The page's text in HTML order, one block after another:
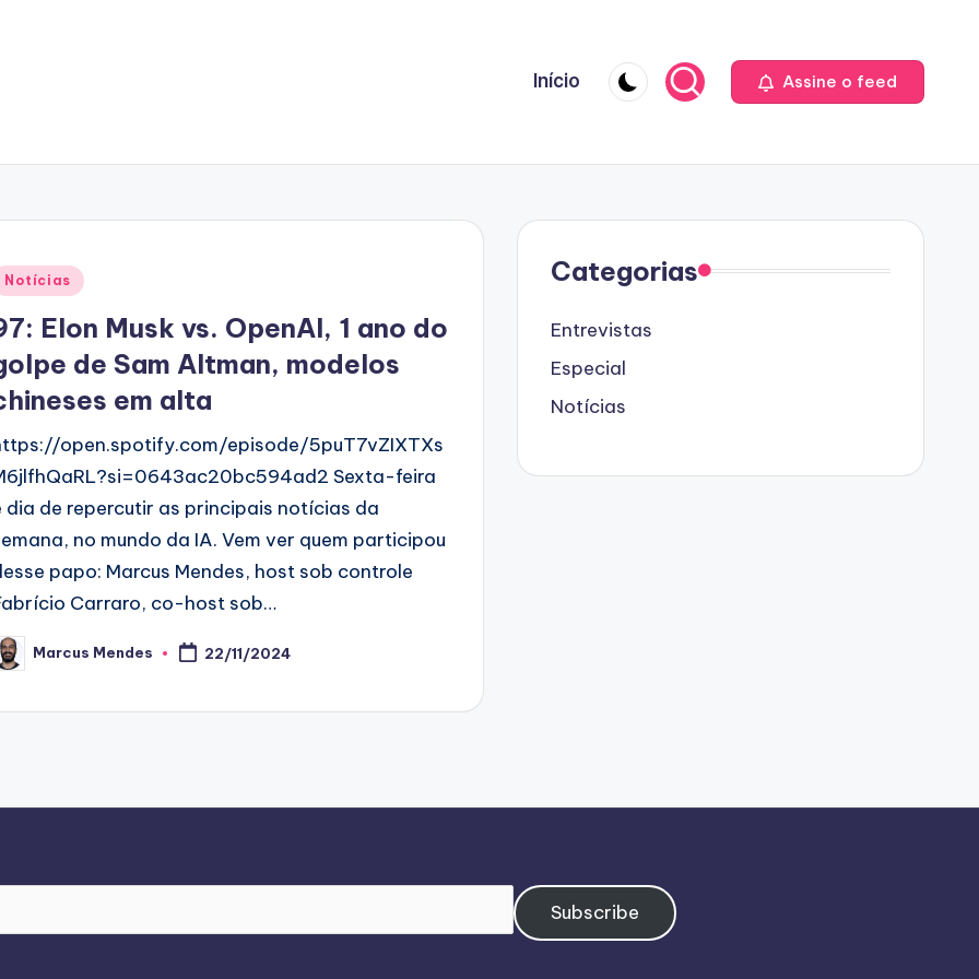
Início Assine o feed
Notícias
Elon Musk vs. OpenAI, 1 ano do
de Sam Altman, modelos
em alta
open.spotify.com/episode/5puT7vZIXTXs
Sexta-feira
dia de repercutir as principais notícias da
no mundo da IA. Vem ver quem participou
papo: Marcus Mendes, host sob controle
Carraro, co-host sob…
Marcus Mendes 22/11/2024
Categorias
Entrevistas
Especial
Notícias
Subscribe